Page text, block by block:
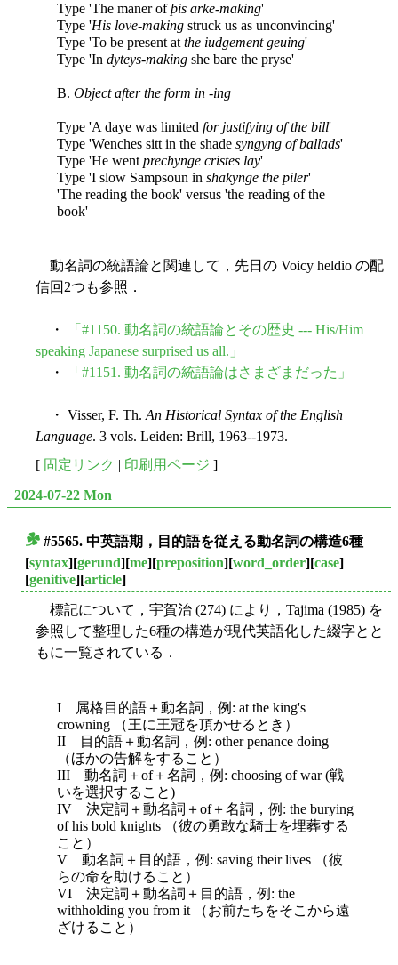
Type 'The maner ofþis arke-making'
Type 'His love-making struck us as unconvincing'
Type 'To be present at the iudgement geuing'
Type 'In dyteys-making she bare the pryse'
B. Object after the form in -ing
Type 'A daye was limited for justifying of the bill'
Type 'Wenches sitt in the shade syngyng of ballads'
Type 'He went prechynge cristes lay'
Type 'I slow Sampsoun in shakynge the piler'
'The reading the book' versus 'the reading of the
book'
動名詞の統語論と関連して，先日の Voicy heldio の配
信回2つも参照．
・
「#1150. 動名詞の統語論とその歴史 --- His/Him
speaking Japanese surprised us all.」
・
「#1151. 動名詞の統語論はさまざまだった」
・ Visser, F. Th. An Historical Syntax of the English
Language. 3 vols. Leiden: Brill, 1963--1973.
[ 固定リンク | 印刷用ページ ]
2024-07-22 Mon
#5565. 中英語期，目的語を従える動名詞の構造6種
[syntax][gerund][me][preposition][word_order][case]
[genitive][article]
標記について，宇賀治 (274) により，Tajima (1985) を
参照して整理した6種の構造が現代英語化した綴字とと
もに一覧されている．
I 属格目的語＋動名詞，例: at the king's
crowning （王に王冠を頂かせるとき）
II 目的語＋動名詞，例: other penance doing
（ほかの告解をすること）
III 動名詞＋of＋名詞，例: choosing of war (戦
いを選択すること)
IV 決定詞＋動名詞＋of＋名詞，例: the burying
of his bold knights （彼の勇敢な騎士を埋葬する
こと）
V 動名詞＋目的語，例: saving their lives （彼
らの命を助けること）
VI 決定詞＋動名詞＋目的語，例: the
withholding you from it （お前たちをそこから遠
ざけること）